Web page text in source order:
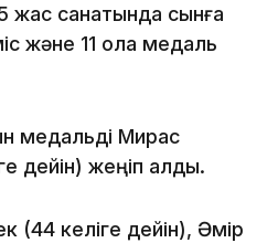
жас санатында сынға
және 11 қола медаль
медальді Мирас
дейін) жеңіп алды.
(44 келіге дейін), Әмір